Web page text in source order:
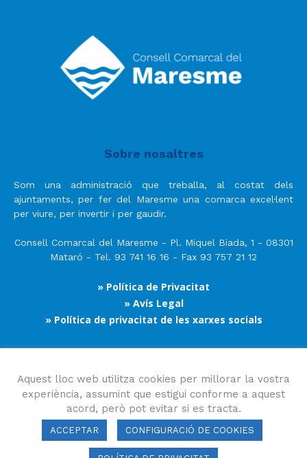
Sobre nosaltres
Som una administració que treballa, al costat dels
ajuntaments, per fer del Maresme una comarca excel·lent
per viure, per invertir i per gaudir.
Consell Comarcal del Maresme - Pl. Miquel Biada, 1 - 08301
Mataró - Tel. 93 741 16 16 - Fax 93 757 21 12
» Política de Privacitat
» Avís Legal
» Política de privacitat de les xarxes socials
Segueix-nos
Aquest lloc web utilitza cookies per millorar la vostra
experiència, assumint que estigui conforme a aquest
acord, però pot evitar si es tracta.
ACCEPTAR CONFIGURACIÓ DE COOKIES